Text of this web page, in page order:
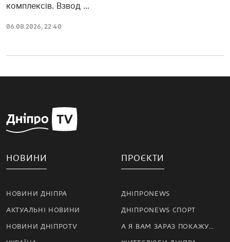
комплексів. Взвод ...
06.08.2026, 22:40
НОВИНИ
НОВИНИ ДНІПРА
АКТУАЛЬНІ НОВИНИ
НОВИНИ ДНІПРОTV
ПРОЄКТИ
ДНІПРОNEWS
ДНІПРОNEWS СПОРТ
А Я ВАМ ЗАРАЗ ПОКАЖУ…